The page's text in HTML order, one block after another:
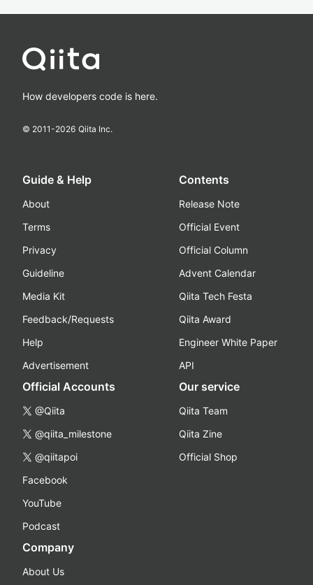
How developers code is here.
© 2011-2026 Qiita Inc.
Guide & Help
About
Terms
Privacy
Guideline
Media Kit
Feedback/Requests
Help
Advertisement
Contents
Release Note
Official Event
Official Column
Advent Calendar
Qiita Tech Festa
Qiita Award
Engineer White Paper
API
Official Accounts
@Qiita
@qiita_milestone
@qiitapoi
Facebook
YouTube
Podcast
Our service
Qiita Team
Qiita Zine
Official Shop
Company
About Us